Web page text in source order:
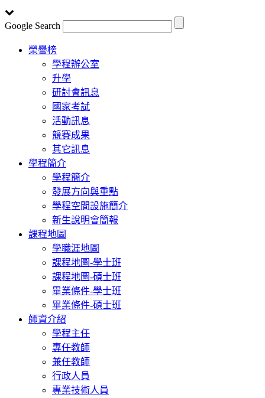
Google Search
Toggle
navigation
榮譽榜
學程辦公室
升學
研討會訊息
國家考試
活動訊息
競賽成果
其它訊息
學程簡介
學程簡介
發展方向與重點
學程空間設施簡介
新生說明會簡報
課程地圖
學職涯地圖
課程地圖-學士班
課程地圖-碩士班
畢業條件-學士班
畢業條件-碩士班
師資介紹
學程主任
專任教師
兼任教師
行政人員
專業技術人員